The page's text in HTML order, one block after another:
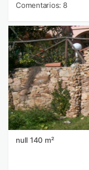
Comentarios: 8
null 140 m²